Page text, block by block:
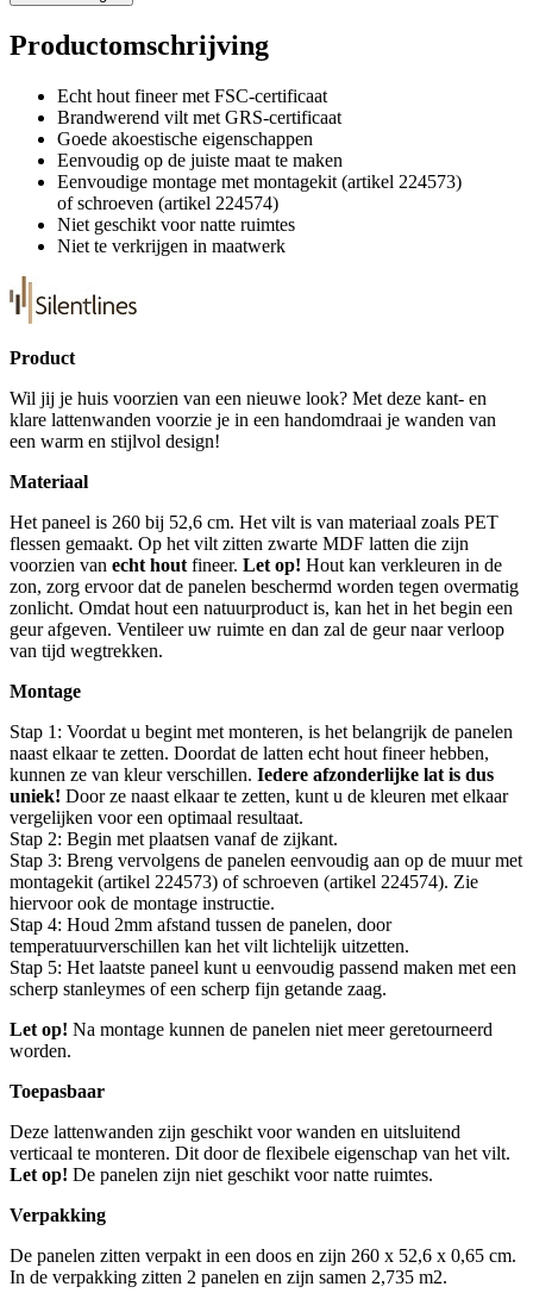
Productomschrijving
Echt hout fineer met FSC-certificaat
Brandwerend vilt met GRS-certificaat
Goede akoestische eigenschappen
Eenvoudig op de juiste maat te maken
Eenvoudige montage met montagekit (artikel 224573)
of schroeven (artikel 224574)
Niet geschikt voor natte ruimtes
Niet te verkrijgen in maatwerk
Product
Wil jij je huis voorzien van een nieuwe look? Met deze kant- en
klare lattenwanden voorzie je in een handomdraai je wanden van
een warm en stijlvol design!
Materiaal
Het paneel is 260 bij 52,6 cm. Het vilt is van materiaal zoals PET
flessen gemaakt. Op het vilt zitten zwarte MDF latten die zijn
voorzien van echt hout fineer. Let op! Hout kan verkleuren in de
zon, zorg ervoor dat de panelen beschermd worden tegen overmatig
zonlicht. Omdat hout een natuurproduct is, kan het in het begin een
geur afgeven. Ventileer uw ruimte en dan zal de geur naar verloop
van tijd wegtrekken.
Montage
Stap 1: Voordat u begint met monteren, is het belangrijk de panelen
naast elkaar te zetten. Doordat de latten echt hout fineer hebben,
kunnen ze van kleur verschillen. Iedere afzonderlijke lat is dus
uniek! Door ze naast elkaar te zetten, kunt u de kleuren met elkaar
vergelijken voor een optimaal resultaat.
Stap 2: Begin met plaatsen vanaf de zijkant.
Stap 3: Breng vervolgens de panelen eenvoudig aan op de muur met
montagekit (artikel 224573) of schroeven (artikel 224574). Zie
hiervoor ook de montage instructie.
Stap 4: Houd 2mm afstand tussen de panelen, door
temperatuurverschillen kan het vilt lichtelijk uitzetten.
Stap 5: Het laatste paneel kunt u eenvoudig passend maken met een
scherp stanleymes of een scherp fijn getande zaag.
Let op! Na montage kunnen de panelen niet meer geretourneerd
worden.
Toepasbaar
Deze lattenwanden zijn geschikt voor wanden en uitsluitend
verticaal te monteren. Dit door de flexibele eigenschap van het vilt.
Let op! De panelen zijn niet geschikt voor natte ruimtes.
Verpakking
De panelen zitten verpakt in een doos en zijn 260 x 52,6 x 0,65 cm.
In de verpakking zitten 2 panelen en zijn samen 2,735 m2.